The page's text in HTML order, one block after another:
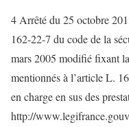
4 Arrêté du 25 octobre
162-22-7 du code de la
mars 2005 modifié fixant
mentionnés à l’article L.
en charge en sus des
http://